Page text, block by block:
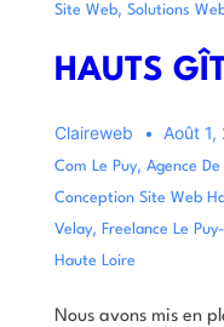
Site Web, Solutions
HAUTS
Claireweb Août 1,
Com Le Puy, Agence
Conception Site Web
Velay, Freelance Le
Haute Loire
Nous avons mis en